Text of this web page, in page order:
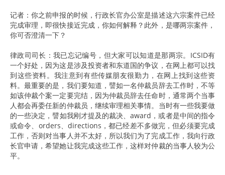
记者：你之前申报的时候，行政长官办公室是描述这六宗案件已经
完成审理，即很快接近完成，你如何解释？此外，是哪两宗案件，
你可否澄清一下？
律政司司长：我已忘记编号，但大家可以知道是那两宗。ICSID有
一个好处，因为这是涉及投资者和东道国的争议，在网上都可以找
到这些资料。我注意到有些传媒朋友很勤力，在网上找到这些资
料。最重要的是，我们要知道，譬如一名仲裁员辞去工作时，不等
如该仲裁个案一定要完结，因为仲裁员辞去任命时，通常两个当事
人都会再委任新的仲裁员，继续审理相关事情。当时有一些我要做
的一些决定，譬如我刚才提及的裁决、award，或者是中间的指令
或命令、orders、directions，都已经差不多做完，但必须要完成
工作，否则对当事人并不太好，所以我们为了完成工作，我向行政
长官申请，希望她让我完成这些工作，这样对仲裁的当事人较为公
平。